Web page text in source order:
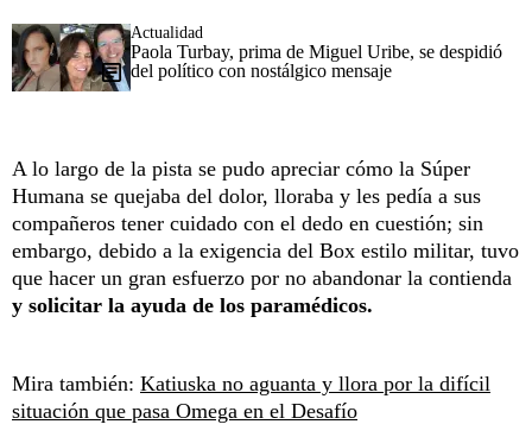
Actualidad
Paola Turbay, prima de Miguel Uribe, se despidió
del político con nostálgico mensaje
A lo largo de la pista se pudo apreciar cómo la Súper
Humana se quejaba del dolor, lloraba y les pedía a sus
compañeros tener cuidado con el dedo en cuestión; sin
embargo, debido a la exigencia del Box estilo militar, tuvo
que hacer un gran esfuerzo por no abandonar la contienda
y solicitar la ayuda de los paramédicos.
Mira también: Katiuska no aguanta y llora por la difícil
situación que pasa Omega en el Desafío